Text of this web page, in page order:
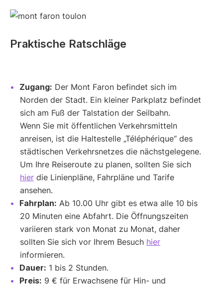
Praktische Ratschläge
Zugang: Der Mont Faron befindet sich im
Norden der Stadt. Ein kleiner Parkplatz befindet
sich am Fuß der Talstation der Seilbahn.
Wenn Sie mit öffentlichen Verkehrsmitteln
anreisen, ist die Haltestelle „Téléphérique“ des
städtischen Verkehrsnetzes die nächstgelegene.
Um Ihre Reiseroute zu planen, sollten Sie sich
hier die Linienpläne, Fahrpläne und Tarife
ansehen.
Fahrplan: Ab 10.00 Uhr gibt es etwa alle 10 bis
20 Minuten eine Abfahrt. Die Öffnungszeiten
variieren stark von Monat zu Monat, daher
sollten Sie sich vor Ihrem Besuch hier
informieren.
Dauer: 1 bis 2 Stunden.
Preis: 9 € für Erwachsene für Hin- und